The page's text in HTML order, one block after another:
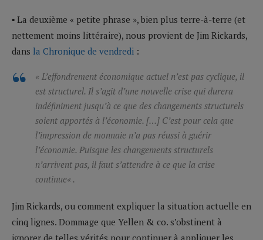
▪ La deuxième « petite phrase », bien plus terre-à-terre (et
nettement moins littéraire), nous provient de Jim Rickards,
dans la Chronique de vendredi :
« L’effondrement économique actuel n’est pas cyclique, il
est structurel. Il s’agit d’une nouvelle crise qui durera
indéfiniment jusqu’à ce que des changements structurels
soient apportés à l’économie. […] C’est pour cela que
l’impression de monnaie n’a pas réussi à guérir
l’économie. Puisque les changements structurels
n’arrivent pas, il faut s’attendre à ce que la crise
continue« .
Jim Rickards, ou comment expliquer la situation actuelle en
cinq lignes. Dommage que Yellen & co. s’obstinent à
ignorer de telles vérités pour continuer à appliquer les